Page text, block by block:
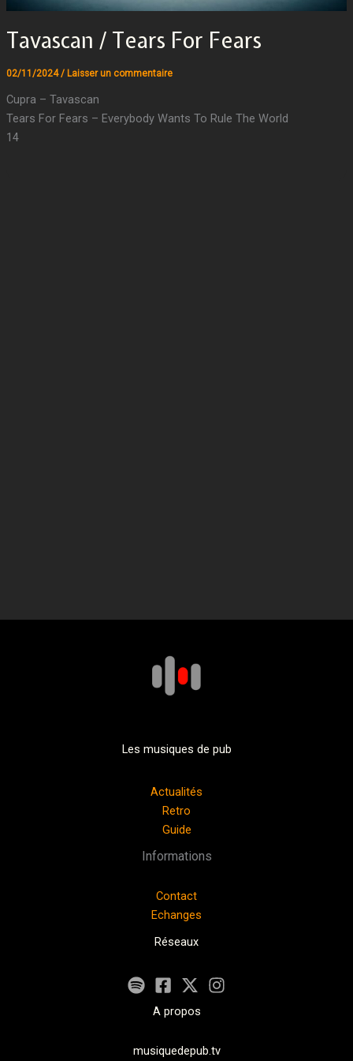
Tavascan / Tears For Fears
02/11/2024/ Laisser un commentaire
Cupra – Tavascan
Tears For Fears – Everybody Wants To Rule The World
14
Les musiques de pub
Actualités
Retro
Guide
Informations
Contact
Echanges
Réseaux
A propos
musiquedepub.tv